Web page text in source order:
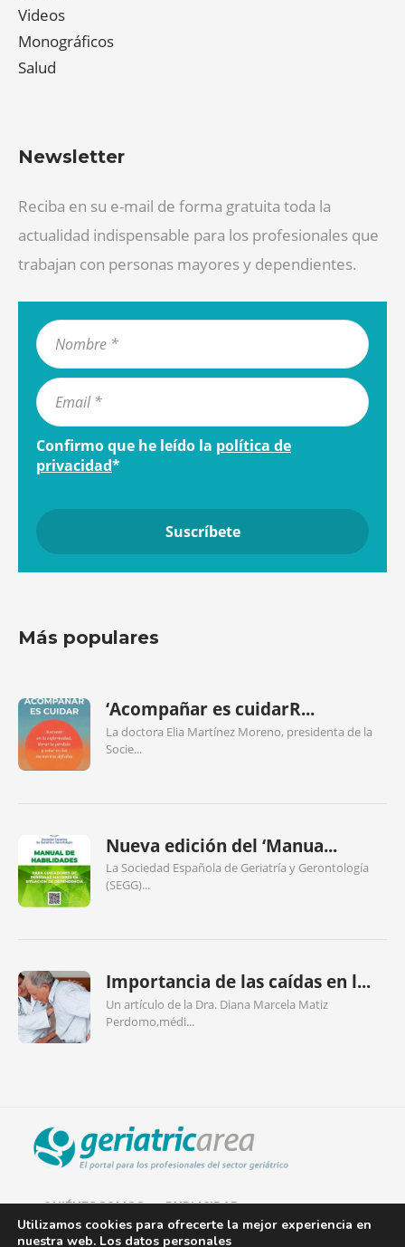
Videos
Monográficos
Salud
Newsletter
Reciba en su e-mail de forma gratuita toda la
actualidad indispensable para los profesionales que
trabajan con personas mayores y dependientes.
Confirmo que he leído la política de
privacidad*
Más populares
‘Acompañar es cuidarR...
La doctora Elia Martínez Moreno, presidenta de la
Socie...
Nueva edición del ‘Manua...
La Sociedad Española de Geriatría y Gerontología
(SEGG)...
Importancia de las caídas en l...
Un artículo de la Dra. Diana Marcela Matiz
Perdomo,médi...
QUIÉNES SOMOS PUBLICIDAD
AVISO LEGAL
Utilizamos cookies para ofrecerte la mejor experiencia en
nuestra web. Los datos personales